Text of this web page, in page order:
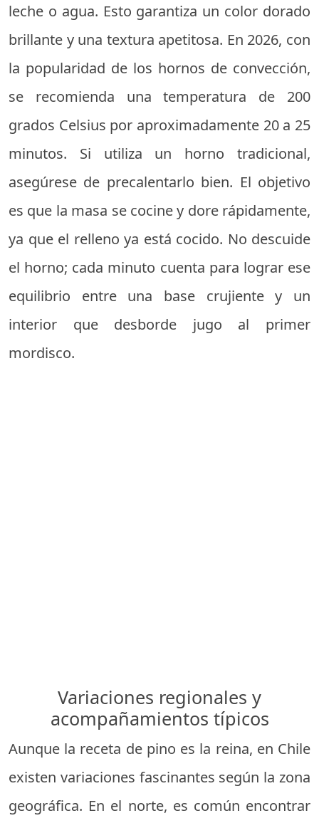
leche o agua. Esto garantiza un color dorado
brillante y una textura apetitosa. En 2026, con
la popularidad de los hornos de convección,
se recomienda una temperatura de 200
grados Celsius por aproximadamente 20 a 25
minutos. Si utiliza un horno tradicional,
asegúrese de precalentarlo bien. El objetivo
es que la masa se cocine y dore rápidamente,
ya que el relleno ya está cocido. No descuide
el horno; cada minuto cuenta para lograr ese
equilibrio entre una base crujiente y un
interior que desborde jugo al primer
mordisco.
Variaciones regionales y
acompañamientos típicos
Aunque la receta de pino es la reina, en Chile
existen variaciones fascinantes según la zona
geográfica. En el norte, es común encontrar